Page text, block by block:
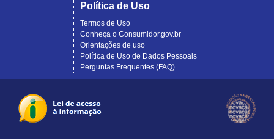
Política de Uso
Termos de Uso
Conheça o Consumidor.gov.br
Orientações de uso
Política de Uso de Dados Pessoais
Perguntas Frequentes (FAQ)